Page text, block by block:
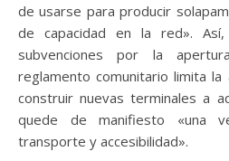
de usarse para producir
de capacidad en la red».
subvenciones por la
reglamento comunitario limita la
construir nuevas terminales a
quede de manifiesto «una
transporte y accesibilidad».